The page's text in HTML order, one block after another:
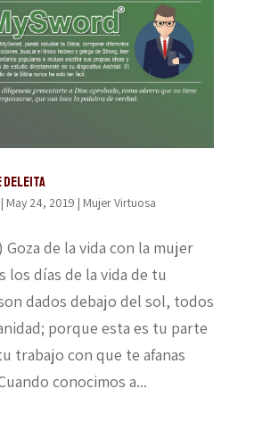
deleita
May 24, 2019 | Mujer Virtuosa
Goza de la vida con la mujer
los días de la vida de tu
dados debajo del sol, todos
porque esta es tu parte
trabajo con que te afanas
conocimos a...